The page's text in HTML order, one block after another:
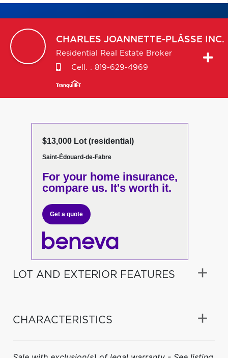
CHARLES JOANNETTE-PLÂSSE INC.
Residential Real Estate Broker
Cell. : 819-629-4969
$13,000 Lot (residential)
Saint-Édouard-de-Fabre
For your home insurance,
compare us. It's worth it.
Get a quote
LOT AND EXTERIOR FEATURES
CHARACTERISTICS